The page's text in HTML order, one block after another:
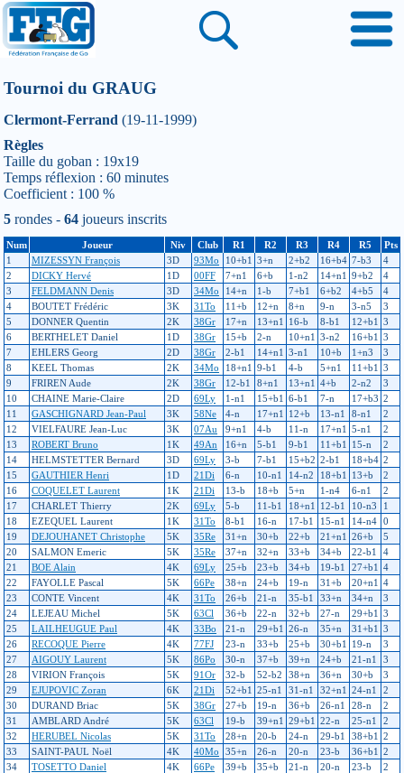
Tournoi du GRAUG
Clermont-Ferrand (19-11-1999)
Règles
Taille du goban : 19x19
Temps réflexion : 60 minutes
Coefficient : 100 %
5 rondes - 64 joueurs inscrits
Num Joueur Niv Club R1 R2 R3 R4 R5
Pts
1
MIZESSYN François 3D 93Mo 10+b1 3+n 2+b2 16+b4 7-b3
4
2
DICKY Hervé 1D 00FF 7+n1 6+b 1-n2 14+n1 9+b2
4
3
FELDMANN Denis 3D 34Mo 14+n 1-b 7+b1 6+b2 4+b5
4
4
BOUTET Frédéric 3K 31To 11+b 12+n 8+n 9-n 3-n5
3
5
DONNER Quentin 2K 38Gr 17+n 13+n1 16-b 8-b1 12+b1 3
6
BERTHELET Daniel 1D 38Gr 15+b 2-n 10+n1 3-n2 16+b1 3
7
EHLERS Georg 2D 38Gr 2-b1 14+n1 3-n1 10+b 1+n3
3
8
KEEL Thomas 2K 34Mo 18+n1 9-b1 4-b 5+n1 11+b1 3
9
FRIREN Aude 2K 38Gr 12-b1 8+n1 13+n1 4+b 2-n2
3
10
CHAINE Marie-Claire 2D 69Ly 1-n1 15+b1 6-b1 7-n 17+b3 2
11
GASCHIGNARD Jean-Paul 3K 58Ne 4-n 17+n1 12+b 13-n1 8-n1
2
12
VIELFAURE Jean-Luc 3K 07Au 9+n1 4-b 11-n 17+n1 5-n1
2
13
ROBERT Bruno 1K 49An 16+n 5-b1 9-b1 11+b1 15-n
2
14
HELMSTETTER Bernard 3D 69Ly 3-b 7-b1 15+b2 2-b1 18+b4 2
15
GAUTHIER Henri 1D 21Di 6-n 10-n1 14-n2 18+b1 13+b
2
16
COQUELET Laurent 1K 21Di 13-b 18+b 5+n 1-n4 6-n1
2
17
CHARLET Thierry 2K 69Ly 5-b 11-b1 18+n1 12-b1 10-n3
1
18
EZEQUEL Laurent 1K 31To 8-b1 16-n 17-b1 15-n1 14-n4 0
19
DEJOUHANET Christophe 5K 35Re 31+n 30+b 22+b 21+n1 26+b
5
20
SALMON Emeric 5K 35Re 37+n 32+n 33+b 34+b 22-b1
4
21
BOE Alain 4K 69Ly 25+b 23+b 34+b 19-b1 27+b1 4
22
FAYOLLE Pascal 5K 66Pe 38+n 24+b 19-n 31+b 20+n1 4
23
CONTE Vincent 4K 31To 26+b 21-n 35-b1 33+n 34+n
3
24
LEJEAU Michel 5K 63Cl 36+b 22-n 32+b 27-n 29+b1 3
25
LAILHEUGUE Paul 4K 33Bo 21-n 29+b1 26-n 35+n 31+b1 3
26
RECOQUE Pierre 4K 77FJ 23-n 33+b 25+b 30+b1 19-n
3
27
AIGOUY Laurent 5K 86Po 30-n 37+b 39+n 24+b 21-n1
3
28
VIRION François 5K 91Or 32-b 52-b2 38+n 36+n 30+b
3
29
EJUPOVIC Zoran 6K 21Di 52+b1 25-n1 31-n1 32+n1 24-n1
2
30
DURAND Briac 5K 38Gr 27+b 19-n 36+b 26-n1 28-n
2
31
AMBLARD André 5K 63Cl 19-b 39+n1 29+b1 22-n 25-n1
2
32
HERUBEL Nicolas 5K 31To 28+n 20-b 24-n 29-b1 38+b1 2
33
SAINT-PAUL Noël 4K 40Mo 35+n 26-n 20-n 23-b 36+b1 2
34
TOSETTO Daniel 4K 66Pe 39+b 35+b 21-n 20-n 23-b
2